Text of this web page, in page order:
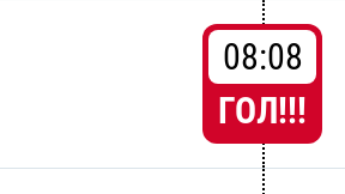
08:08
ГОЛ!!!